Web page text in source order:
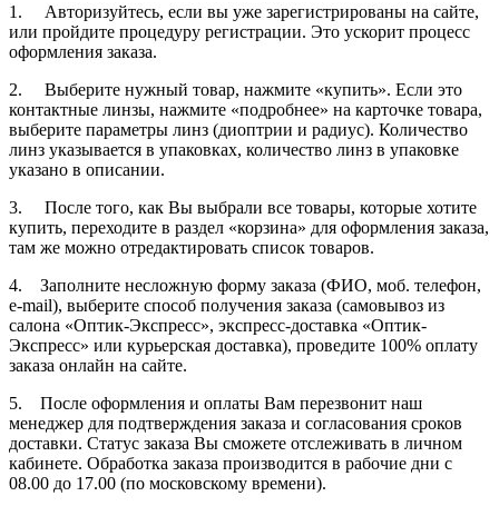
1. Авторизуйтесь, если вы уже зарегистрированы на сайте,
или пройдите процедуру регистрации. Это ускорит процесс
оформления заказа.
2. Выберите нужный товар, нажмите «купить». Если это
контактные линзы, нажмите «подробнее» на карточке товара,
выберите параметры линз (диоптрии и радиус). Количество
линз указывается в упаковках, количество линз в упаковке
указано в описании.
3. После того, как Вы выбрали все товары, которые хотите
купить, переходите в раздел «корзина» для оформления заказа,
там же можно отредактировать список товаров.
4. Заполните несложную форму заказа (ФИО, моб. телефон,
e-mail), выберите способ получения заказа (самовывоз из
салона «Оптик-Экспресс», экспресс-доставка «Оптик-
Экспресс» или курьерская доставка), проведите 100% оплату
заказа онлайн на сайте.
5. После оформления и оплаты Вам перезвонит наш
менеджер для подтверждения заказа и согласования сроков
доставки. Статус заказа Вы сможете отслеживать в личном
кабинете. Обработка заказа производится в рабочие дни с
08.00 до 17.00 (по московскому времени).